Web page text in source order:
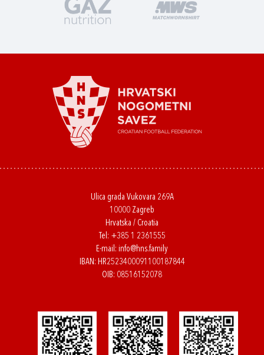
Ulica grada Vukovara 269A
10000 Zagreb
Hrvatska / Croatia
Tel: +385 1 2361555
E-mail: info@hns.family
IBAN: HR2523400091100187844
OIB: 08516152078